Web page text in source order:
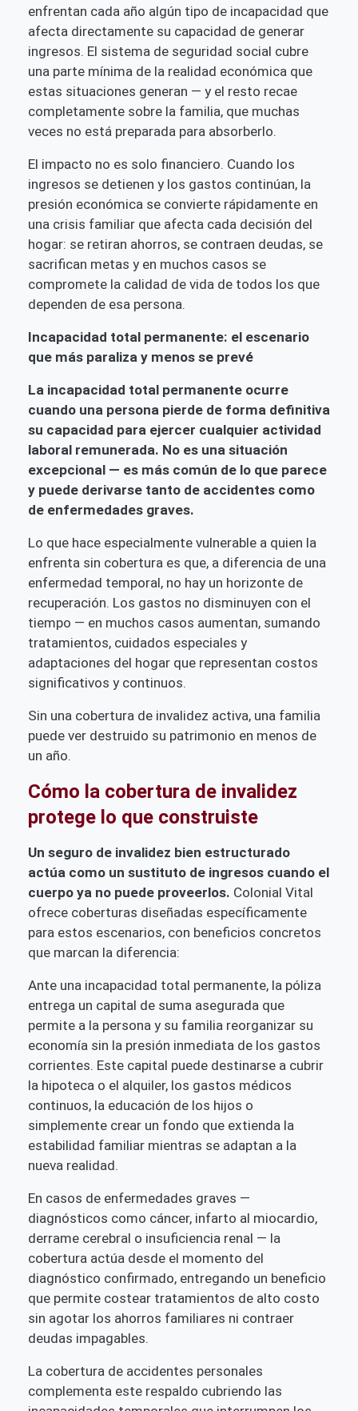
enfrentan cada año algún tipo de incapacidad que
afecta directamente su capacidad de generar
ingresos. El sistema de seguridad social cubre
una parte mínima de la realidad económica que
estas situaciones generan — y el resto recae
completamente sobre la familia, que muchas
veces no está preparada para absorberlo.
El impacto no es solo financiero. Cuando los
ingresos se detienen y los gastos continúan, la
presión económica se convierte rápidamente en
una crisis familiar que afecta cada decisión del
hogar: se retiran ahorros, se contraen deudas, se
sacrifican metas y en muchos casos se
compromete la calidad de vida de todos los que
dependen de esa persona.
Incapacidad total permanente: el escenario
que más paraliza y menos se prevé
La incapacidad total permanente ocurre
cuando una persona pierde de forma definitiva
su capacidad para ejercer cualquier actividad
laboral remunerada. No es una situación
excepcional — es más común de lo que parece
y puede derivarse tanto de accidentes como
de enfermedades graves.
Lo que hace especialmente vulnerable a quien la
enfrenta sin cobertura es que, a diferencia de una
enfermedad temporal, no hay un horizonte de
recuperación. Los gastos no disminuyen con el
tiempo — en muchos casos aumentan, sumando
tratamientos, cuidados especiales y
adaptaciones del hogar que representan costos
significativos y continuos.
Sin una cobertura de invalidez activa, una familia
puede ver destruido su patrimonio en menos de
un año.
Cómo la cobertura de invalidez
protege lo que construiste
Un seguro de invalidez bien estructurado
actúa como un sustituto de ingresos cuando el
cuerpo ya no puede proveerlos. Colonial Vital
ofrece coberturas diseñadas específicamente
para estos escenarios, con beneficios concretos
que marcan la diferencia:
Ante una incapacidad total permanente, la póliza
entrega un capital de suma asegurada que
permite a la persona y su familia reorganizar su
economía sin la presión inmediata de los gastos
corrientes. Este capital puede destinarse a cubrir
la hipoteca o el alquiler, los gastos médicos
continuos, la educación de los hijos o
simplemente crear un fondo que extienda la
estabilidad familiar mientras se adaptan a la
nueva realidad.
En casos de enfermedades graves —
diagnósticos como cáncer, infarto al miocardio,
derrame cerebral o insuficiencia renal — la
cobertura actúa desde el momento del
diagnóstico confirmado, entregando un beneficio
que permite costear tratamientos de alto costo
sin agotar los ahorros familiares ni contraer
deudas impagables.
La cobertura de accidentes personales
complementa este respaldo cubriendo las